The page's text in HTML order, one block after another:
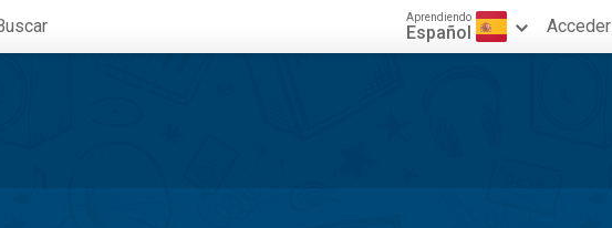
Aprendiendo
Español Acceder